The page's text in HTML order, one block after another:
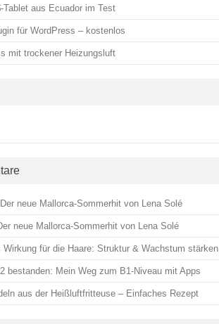
Tablet aus Ecuador im Test
für WordPress – kostenlos
mit trockener Heizungsluft
neue Mallorca-Sommerhit von Lena Solé
neue Mallorca-Sommerhit von Lena Solé
Wirkung für die Haare: Struktur & Wachstum stärken
bestanden: Mein Weg zum B1-Niveau mit Apps
aus der Heißluftfritteuse – Einfaches Rezept